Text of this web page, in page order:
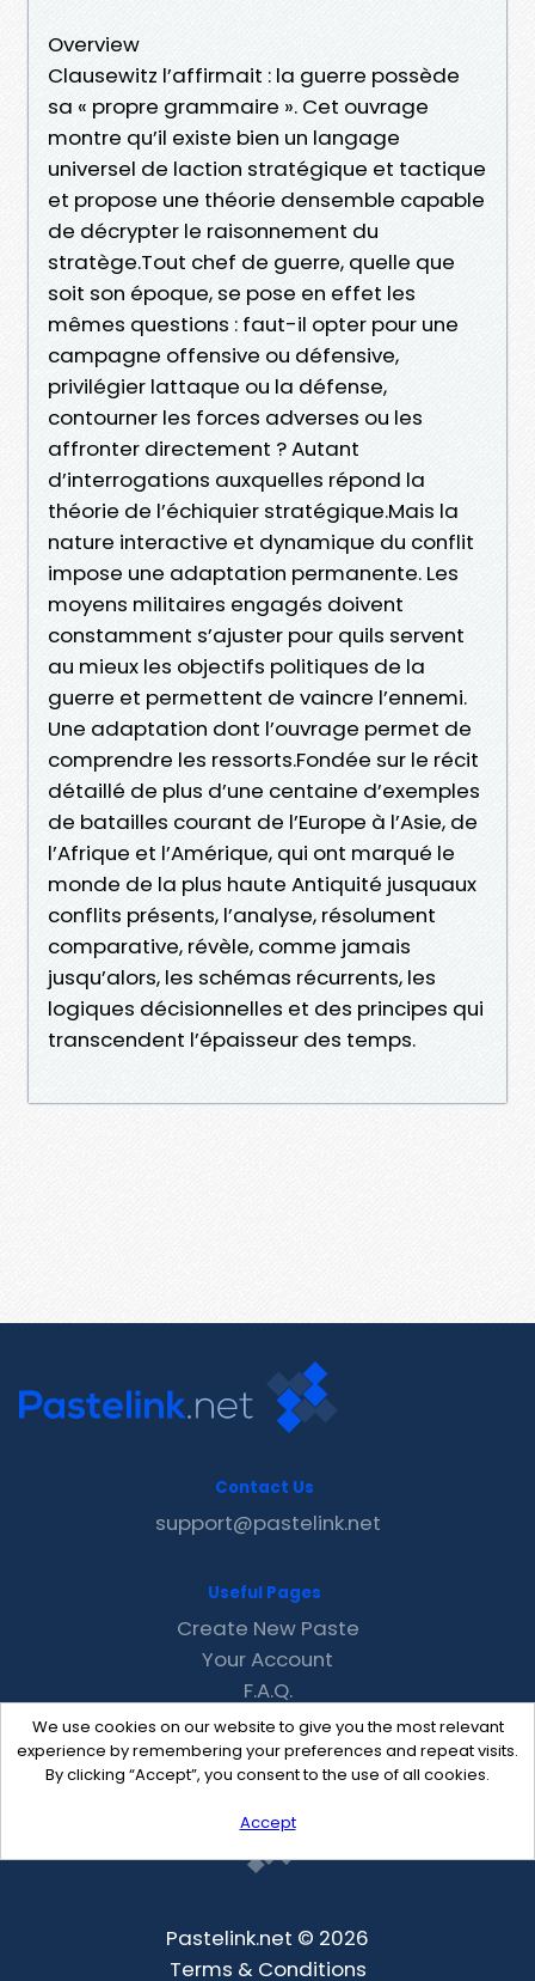
Overview
Clausewitz l’affirmait : la guerre possède
sa « propre grammaire ». Cet ouvrage
montre qu’il existe bien un langage
universel de laction stratégique et tactique
et propose une théorie densemble capable
de décrypter le raisonnement du
stratège.Tout chef de guerre, quelle que
soit son époque, se pose en effet les
mêmes questions : faut-il opter pour une
campagne offensive ou défensive,
privilégier lattaque ou la défense,
contourner les forces adverses ou les
affronter directement ? Autant
d’interrogations auxquelles répond la
théorie de l’échiquier stratégique.Mais la
nature interactive et dynamique du conflit
impose une adaptation permanente. Les
moyens militaires engagés doivent
constamment s’ajuster pour quils servent
au mieux les objectifs politiques de la
guerre et permettent de vaincre l’ennemi.
Une adaptation dont l’ouvrage permet de
comprendre les ressorts.Fondée sur le récit
détaillé de plus d’une centaine d’exemples
de batailles courant de l’Europe à l’Asie, de
l’Afrique et l’Amérique, qui ont marqué le
monde de la plus haute Antiquité jusquaux
conflits présents, l’analyse, résolument
comparative, révèle, comme jamais
jusqu’alors, les schémas récurrents, les
logiques décisionnelles et des principes qui
transcendent l’épaisseur des temps.
We use cookies on our website to give you the most relevant
experience by remembering your preferences and repeat visits.
By clicking “Accept”, you consent to the use of all cookies.
Accept
Contact Us
support@pastelink.net
Useful Pages
Create New Paste
Your Account
F.A.Q.
Recent
Contact
Pastelink.net © 2026
Terms & Conditions